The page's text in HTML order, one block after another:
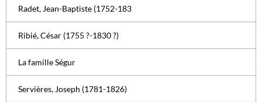
Radet, Jean-Baptiste (1752-183
Ribié, César (1755 ?-1830 ?)
La famille Ségur
Servières, Joseph (1781-1826)